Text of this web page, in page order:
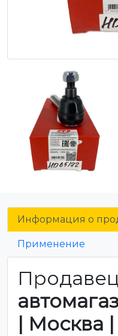
Информация о
Применение
| Москва